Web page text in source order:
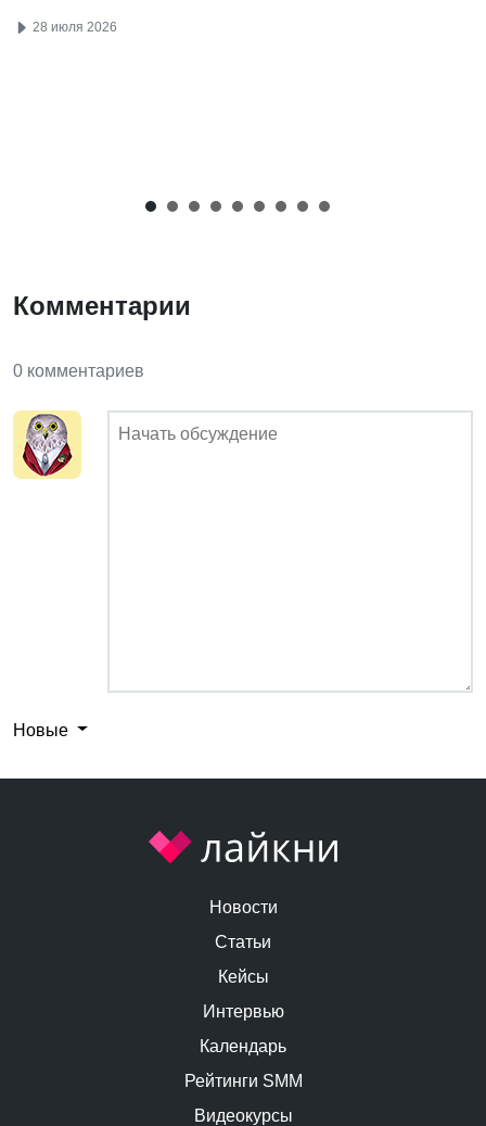
28 июля 2026
Комментарии
0 комментариев
Новые
Новости
Статьи
Кейсы
Интервью
Календарь
Рейтинги SMM
Видеокурсы